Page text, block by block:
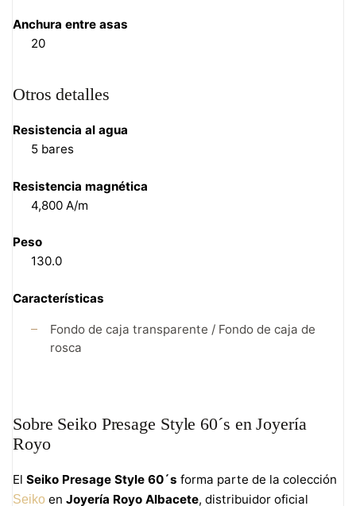
Anchura entre asas
20
Otros detalles
Resistencia al agua
5 bares
Resistencia magnética
4,800 A/m
Peso
130.0
Características
Fondo de caja transparente / Fondo de caja de
rosca
Sobre Seiko Presage Style 60´s en Joyería
Royo
El Seiko Presage Style 60´s forma parte de la colección
Seiko en Joyería Royo Albacete, distribuidor oficial